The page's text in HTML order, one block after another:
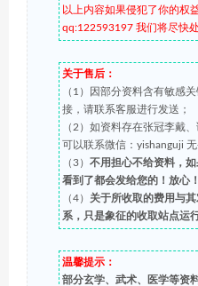
以上内容如果侵犯了你的权
qq:122593197 我们将尽快
关于售后：
（1）因部分资料含有敏感
接，请联系客服进行发送；
（2）如资料存在张冠李戴
可以联系微信：yishanguji 无
（3） 不用担心不给资料，
看到了都会发给您的！放心！
（4） 关于所收取的费用与
系，只是象征的收取站点运
温馨提示：
部分玄学、武术、医学等资